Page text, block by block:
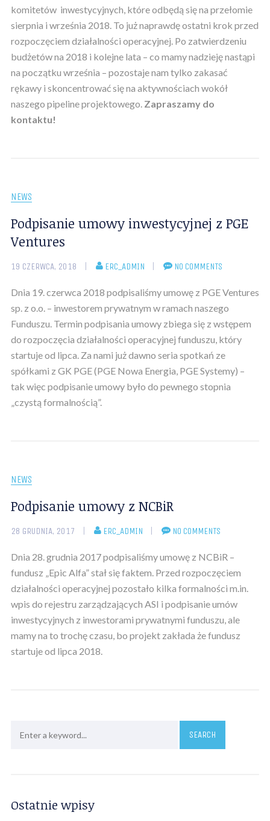
komitetów inwestycyjnych, które odbędą się na przełomie
sierpnia i września 2018. To już naprawdę ostatni krok przed
rozpoczęciem działalności operacyjnej. Po zatwierdzeniu
budżetów na 2018 i kolejne lata – co mamy nadzieję nastąpi
na początku września – pozostaje nam tylko zakasać
rękawy i skoncentrować się na aktywnościach wokół
naszego pipeline projektowego. Zapraszamy do
kontaktu!
NEWS
Podpisanie umowy inwestycyjnej z PGE
Ventures
19 CZERWCA, 2018 ERC_ADMIN NO COMMENTS
Dnia 19. czerwca 2018 podpisaliśmy umowę z PGE Ventures
sp. z o.o. – inwestorem prywatnym w ramach naszego
Funduszu. Termin podpisania umowy zbiega się z wstępem
do rozpoczęcia działalności operacyjnej funduszu, który
startuje od lipca. Za nami już dawno seria spotkań ze
spółkami z GK PGE (PGE Nowa Energia, PGE Systemy) –
tak więc podpisanie umowy było do pewnego stopnia
„czystą formalnością”.
NEWS
Podpisanie umowy z NCBiR
28 GRUDNIA, 2017 ERC_ADMIN NO COMMENTS
Dnia 28. grudnia 2017 podpisaliśmy umowę z NCBiR –
fundusz „Epic Alfa” stał się faktem. Przed rozpoczęciem
działalności operacyjnej pozostało kilka formalności m.in.
wpis do rejestru zarządzających ASI i podpisanie umów
inwestycyjnych z inwestorami prywatnymi funduszu, ale
mamy na to trochę czasu, bo projekt zakłada że fundusz
startuje od lipca 2018.
Ostatnie wpisy